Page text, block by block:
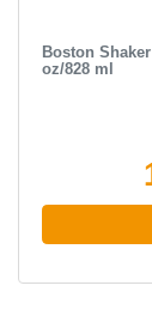
Boston
oz/828 ml